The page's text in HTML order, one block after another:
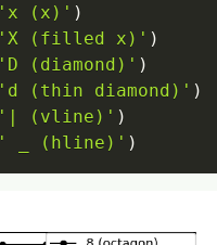
'x (x)' )
'X (filled x)' )
'D (diamond)' )
'd (thin diamond)' )
'| (vline)' )
' _ (hline)' )